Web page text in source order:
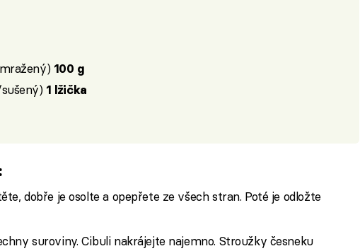
100 g
1 lžička
dobře je osolte a opepřete ze všech stran. Poté je odložte
suroviny. Cibuli nakrájejte najemno. Stroužky česneku